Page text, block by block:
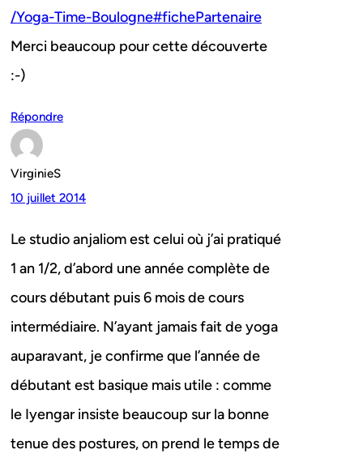
/Yoga-Time-Boulogne#fichePartenaire
Merci beaucoup pour cette découverte
:-)
Répondre
VirginieS
10 juillet 2014
Le studio anjaliom est celui où j’ai pratiqué
1 an 1/2, d’abord une année complète de
cours débutant puis 6 mois de cours
intermédiaire. N’ayant jamais fait de yoga
auparavant, je confirme que l’année de
débutant est basique mais utile : comme
le Iyengar insiste beaucoup sur la bonne
tenue des postures, on prend le temps de